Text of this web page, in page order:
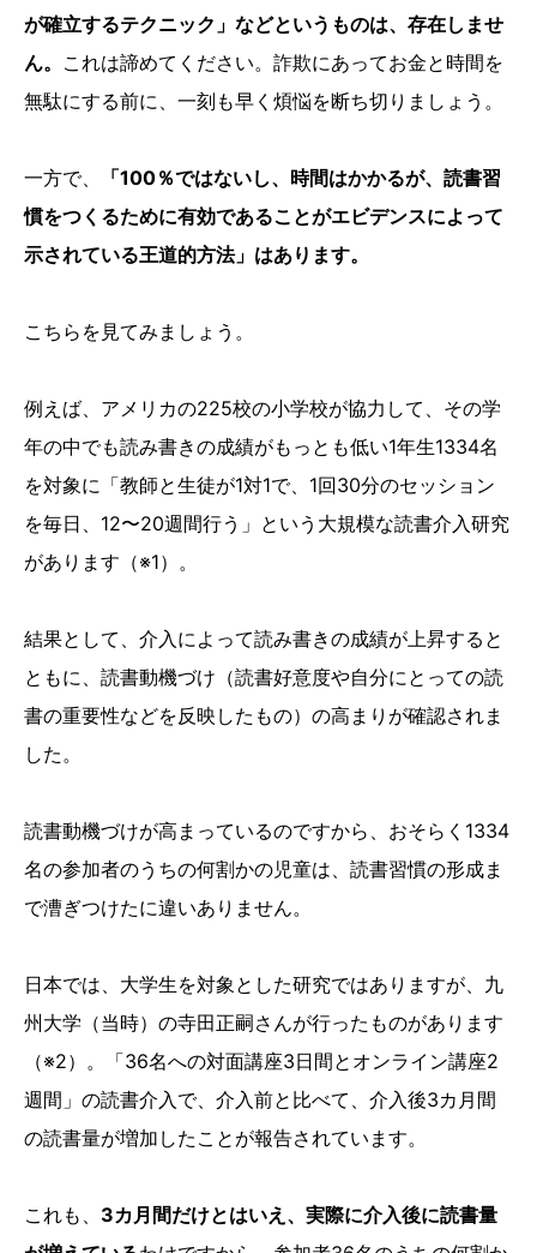
が確立するテクニック」などというものは、存在しませ
ん。 これは諦めてください。詐欺にあってお金と時間を
無駄にする前に、一刻も早く煩悩を断ち切りましょう。
一方で、
「100％ではないし、時間はかかるが、読書習
慣をつくるために有効であることがエビデンスによって
示されている王道的方法」はあります。
こちらを見てみましょう。
例えば、アメリカの225校の小学校が協力して、その学
年の中でも読み書きの成績がもっとも低い1年生1334名
を対象に「教師と生徒が1対1で、1回30分のセッション
を毎日、12〜20週間行う」という大規模な読書介入研究
があります（※1）。
結果として、介入によって読み書きの成績が上昇すると
ともに、読書動機づけ（読書好意度や自分にとっての読
書の重要性などを反映したもの）の高まりが確認されま
した。
読書動機づけが高まっているのですから、おそらく1334
名の参加者のうちの何割かの児童は、読書習慣の形成ま
で漕ぎつけたに違いありません。
日本では、大学生を対象とした研究ではありますが、九
州大学（当時）の寺田正嗣さんが行ったものがあります
（※2）。「36名への対面講座3日間とオンライン講座2
週間」の読書介入で、介入前と比べて、介入後3カ月間
の読書量が増加したことが報告されています。
これも、 3カ月間だけとはいえ、実際に介入後に読書量